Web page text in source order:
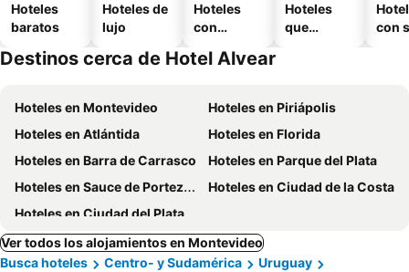
Hoteles
baratos
Hoteles de
lujo
Hoteles
con
Hoteles
que
con
Destinos cerca de Hotel Alvear
Hoteles en Montevideo
Hoteles en Piriápolis
Hoteles en Atlántida
Hoteles en Florida
Hoteles en Barra de Carrasco
Hoteles en Parque del Plata
Hoteles en Sauce de Portezuelo
Hoteles en Ciudad de la Costa
Hoteles en Ciudad del Plata
Ver todos los alojamientos en Montevideo
Busca hoteles
Centro- y Sudamérica
Uruguay